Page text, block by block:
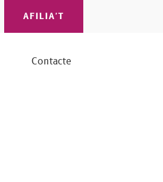
AFILIA'T
Contacte